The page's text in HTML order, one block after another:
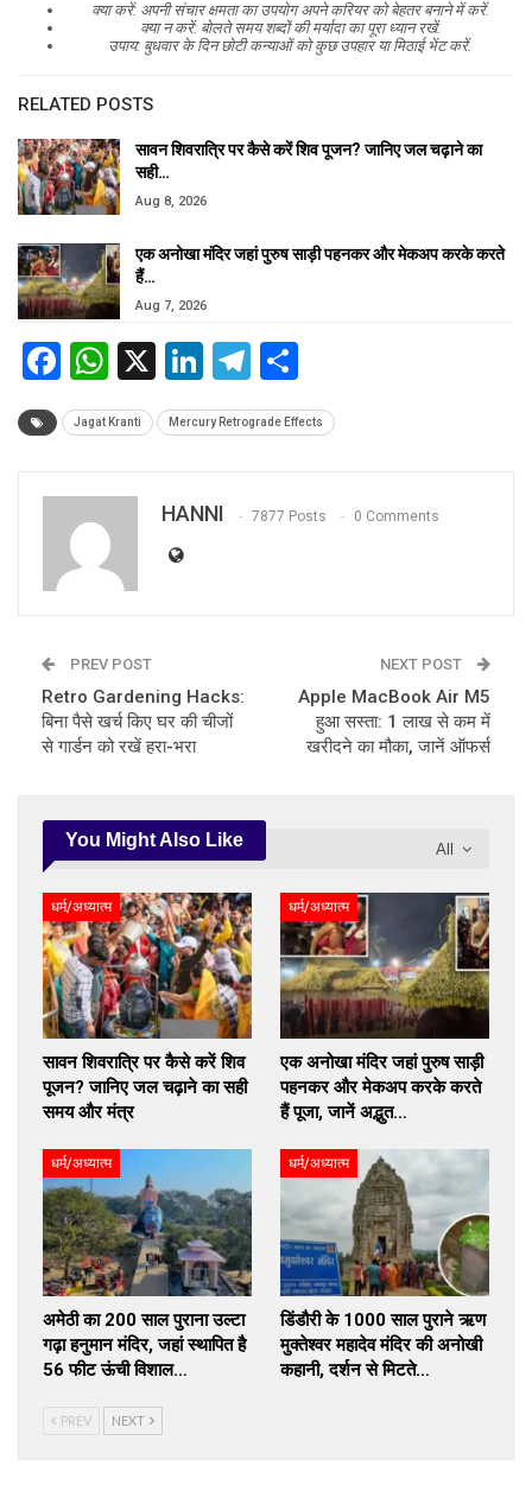
क्या करें: अपनी संचार क्षमता का उपयोग अपने करियर को बेहतर बनाने में करें.
क्या न करें: बोलते समय शब्दों की मर्यादा का पूरा ध्यान रखें.
उपाय: बुधवार के दिन छोटी कन्याओं को कुछ उपहार या मिठाई भेंट करें.
RELATED POSTS
सावन शिवरात्रि पर कैसे करें शिव पूजन? जानिए जल चढ़ाने का
सही…
Aug 8, 2026
एक अनोखा मंदिर जहां पुरुष साड़ी पहनकर और मेकअप करके करते
हैं…
Aug 7, 2026
Facebook
WhatsApp
X LinkedIn
Telegram
Jagat Kranti Mercury Retrograde Effects
HANNI 7877 Posts 0 Comments
PREV POST
Retro Gardening Hacks:
बिना पैसे खर्च किए घर की चीजों
से गार्डन को रखें हरा-भरा
NEXT POST
Apple MacBook Air M5
हुआ सस्ता: 1 लाख से कम में
खरीदने का मौका, जानें ऑफर्स
All
You Might Also Like
धर्म/अध्यात्म
सावन शिवरात्रि पर कैसे करें शिव
पूजन? जानिए जल चढ़ाने का सही
समय और मंत्र
धर्म/अध्यात्म
एक अनोखा मंदिर जहां पुरुष साड़ी
पहनकर और मेकअप करके करते
हैं पूजा, जानें अद्भुत…
धर्म/अध्यात्म
अमेठी का 200 साल पुराना उल्टा
गढ़ा हनुमान मंदिर, जहां स्थापित है
56 फीट ऊंची विशाल…
धर्म/अध्यात्म
डिंडौरी के 1000 साल पुराने ऋण
मुक्तेश्वर महादेव मंदिर की अनोखी
कहानी, दर्शन से मिटते…
PREV NEXT